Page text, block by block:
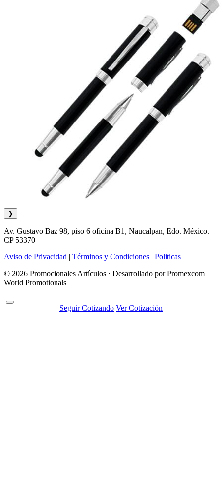
❯
Av. Gustavo Baz 98, piso 6 oficina B1, Naucalpan, Edo. México.
CP 53370
Aviso de Privacidad | Términos y Condiciones | Politicas
© 2026 Promocionales Artículos · Desarrollado por Promexcom
World Promotionals
Seguir Cotizando Ver Cotización